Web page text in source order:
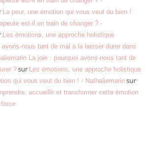
La peur, une émotion qui vous veut du bien !
est-il en train de changer ? -
Les émotions, une approche holistique
avons-nous tant de mal à la laisser durer dans
La joie : pourquoi avons-nous tant de
?sur Les émotions, une approche holistique
qui vous veut du bien ! - Nathaliemarin sur
accueillir et transformer cette émotion